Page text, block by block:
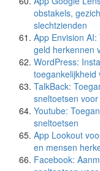
obstakels,
slechtzienden
App Envision
geld herkennen
WordPress:
toegankelijkheid
TalkBack:
sneltoetsen
Youtube:
sneltoetsen
App Lookout
en mensen
Facebook: